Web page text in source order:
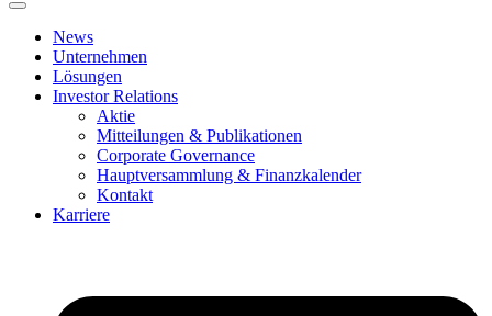
News
Unternehmen
Lösungen
Investor Relations
Aktie
Mitteilungen & Publikationen
Corporate Governance
Hauptversammlung & Finanzkalender
Kontakt
Karriere